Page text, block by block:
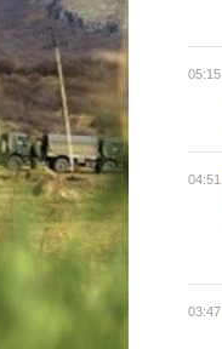
05:15
04:51
03:47